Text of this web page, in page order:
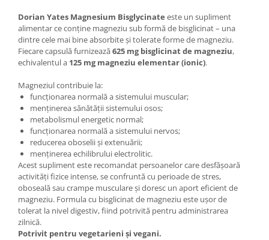
Rich Piana 5% Nutrition
RIPT
Scitec
Scivation
Skill Nutrition
Smart Shake
Swanson
Under Armour
Universal
Vitargo
Weider
Zenana
Dorian Yates Magnesium Bisglycinate este un supliment
alimentar ce conține magneziu sub formă de bisglicinat – una
dintre cele mai bine absorbite și tolerate forme de magneziu.
Fiecare capsulă furnizează625 mg bisglicinat de magneziu,
echivalentul a 125 mg magneziu elementar (ionic).
Magneziul contribuie la:
funcționarea normală a sistemului muscular;
menținerea sănătății sistemului osos;
metabolismul energetic normal;
funcționarea normală a sistemului nervos;
reducerea oboselii și extenuării;
menținerea echilibrului electrolitic.
Acest supliment este recomandat persoanelor care desfășoară
activități fizice intense, se confruntă cu perioade de stres,
oboseală sau crampe musculare și doresc un aport eficient de
magneziu. Formula cu bisglicinat de magneziu este ușor de
tolerat la nivel digestiv, fiind potrivită pentru administrarea
zilnică.
Potrivit pentru vegetarieni și vegani.